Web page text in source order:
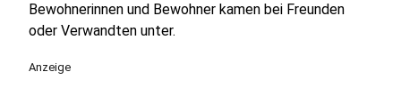
Bewohnerinnen und Bewohner kamen bei Freunden
oder Verwandten unter.
Anzeige